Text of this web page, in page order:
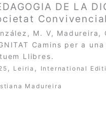
DE LA
Convivencial
M. V, Madureira,
Camins per a
Llibres.
, Leiria , International
Madureira